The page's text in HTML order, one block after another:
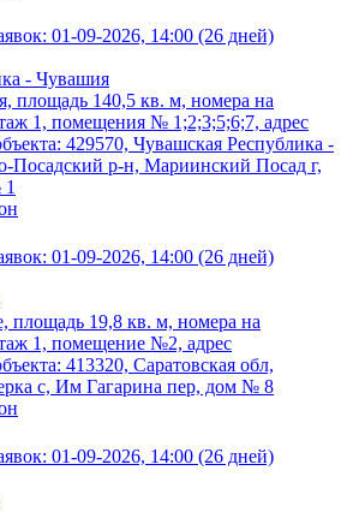
01-09-2026, 14:00 (26 дней)
- Чувашия
площадь 140,5 кв. м, номера на
1, помещения № 1;2;3;5;6;7, адрес
429570, Чувашская Республика -
Посадский р-н, Мариинский Посад г,
01-09-2026, 14:00 (26 дней)
19,8 кв. м, номера на
1, помещение №2, адрес
413320, Саратовская обл,
с, Им Гагарина пер, дом № 8
01-09-2026, 14:00 (26 дней)